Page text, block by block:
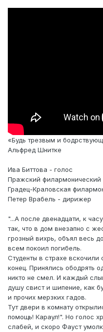
«Будь трезвым и
Альфред Шнитке
Ива Биттова - голос
Пражский филармонический
Градец-Краловская
Петер Врабель - дирижер
"...А после двенадцати, к
так, что в дом внезапно с
грозный вихрь, объял весь
всем покоил погибель.
Студенты в страхе
конец. Принялись ободрять
никто не смел. И каждый
душу свист и шипение, как
и прочих мерзких гадов.
Тут двери в комнату
помощь! Караул!". Но голос
слабей, и скоро Фауст